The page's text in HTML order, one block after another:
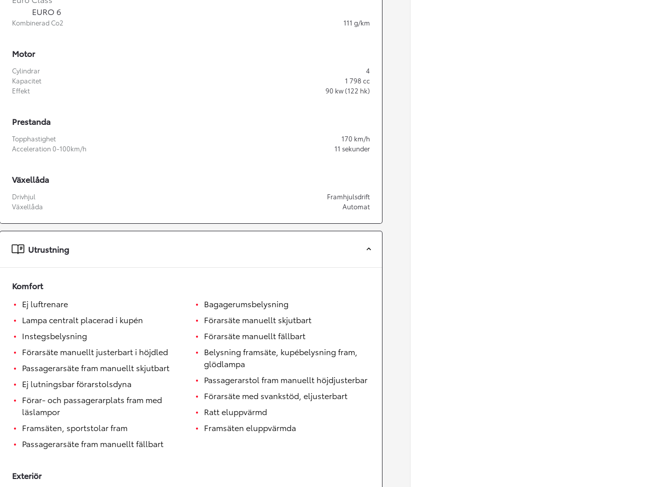
Från 360 900 kr
Från 3 548 kr/mån
Från 3 450 kr/mån
Toyota GR Supra
BENSIN
Nya GR GT
The soul lives on
EURO 6
Kombinerad Co2 111 g/km
Motor
Cylindrar
4
Kapacitet
1 798 cc
Effekt
90 kw (122 hk)
Prestanda
Topphastighet 170 km/h
Acceleration 0-100km/h
11 sekunder
Växellåda
Drivhjul
Framhjulsdrift
Växellåda
Automat
Utrustning
Komfort
Ej luftrenare
Lampa centralt placerad i kupén
Instegsbelysning
Förarsäte manuellt justerbart i höjdled
Passagerarsäte fram manuellt skjutbart
Ej lutningsbar förarstolsdyna
Förar- och passagerarplats fram med
läslampor
Framsäten, sportstolar fram
Passagerarsäte fram manuellt fällbart
Bagagerumsbelysning
Förarsäte manuellt skjutbart
Förarsäte manuellt fällbart
Belysning framsäte, kupébelysning fram,
glödlampa
Passagerarstol fram manuellt höjdjusterbar
Förarsäte med svankstöd, eljusterbart
Ratt eluppvärmd
Framsäten eluppvärmda
Exteriör